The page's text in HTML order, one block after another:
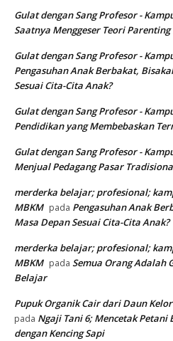
Gulat dengan Sang Profesor -
Saatnya Menggeser Teori
Gulat dengan Sang Profesor -
Pengasuhan Anak Berbakat,
Sesuai Cita-Cita Anak?
Gulat dengan Sang Profesor -
Pendidikan yang Membebaskan
Gulat dengan Sang Profesor -
Menjual Pedagang Pasar
merderka belajar; profesional;
MBKM pada Pengasuhan Anak
Masa Depan Sesuai Cita-Cita Anak?
merderka belajar; profesional;
MBKM pada Semua Orang Adalah
Belajar
Pupuk Organik Cair dari Daun
pada Ngaji Tani 6; Mencetak Petani
dengan Kencing Sapi